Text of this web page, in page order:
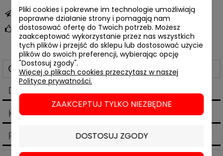
zapytaj o produkt
poleć znajomemu
Opis
Dane techniczne
Koszty dostawy
Produkty powiązane
Pliki cookies i pokrewne im technologie umożliwiają
poprawne działanie strony i pomagają nam
dostosować ofertę do Twoich potrzeb. Możesz
zaakceptować wykorzystanie przez nas wszystkich
tych plików i przejść do sklepu lub dostosować użycie
plików do swoich preferencji, wybierając opcję
"Dostosuj zgody".
Więcej o plikach cookies przeczytasz w naszej
Polityce prywatności.
ZAAKCEPTUJ TYLKO NIEZBĘDNE
DOSTOSUJ ZGODY